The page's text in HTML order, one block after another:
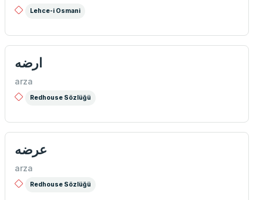
Lehce-i Osmani
ارضه
arza
Redhouse Sözlüğü
عرضه
arza
Redhouse Sözlüğü